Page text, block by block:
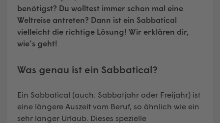
benötigst? Du wolltest immer schon mal eine
Weltreise antreten? Dann ist ein Sabbatical
vielleicht die richtige Lösung! Wir erklären dir,
wie’s geht!
Was genau ist ein Sabbatical?
Ein Sabbatical (auch: Sabbatjahr oder Freijahr) ist
eine längere Auszeit vom Beruf, so ähnlich wie ein
sehr langer Urlaub. Dieses spezielle